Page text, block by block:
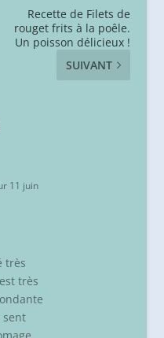
Recette de Filets de
rouget frits à la poêle.
Un poisson délicieux !
SUIVANT
11 juin
très
très
sent